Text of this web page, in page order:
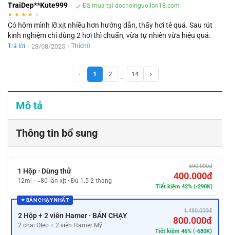
TraiDep**Kute999 Đã mua tại dochoinguoilon18.com
★ ★ ★ ★ ★
Có hôm mình lỡ xịt nhiều hơn hướng dẫn, thấy hơi tê quá. Sau rút
kinh nghiệm chỉ dùng 2 hơi thì chuẩn, vừa tự nhiên vừa hiệu quả.
Trả lời • 23/08/2025 • Thích0
‹ 1 2 … 14 ›
Mô tả
Thông tin bổ sung
1 Hộp · Dùng thử
12ml · ~80 lần xịt · Đủ 1.5-2 tháng
690.000đ
400.000đ
Tiết kiệm 42% (-290K)
⭐ BÁN CHẠY NHẤT
2 Hộp + 2 viên Hamer · BÁN CHẠY
2 chai Oleo + 2 viên Hamer Mỹ
1.480.000đ
800.000đ
Tiết kiệm 46% (-680K)